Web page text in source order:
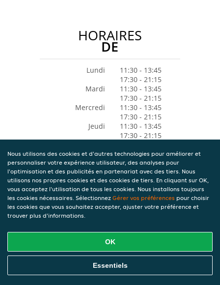
HORAIRES
DE
Lundi
11:30 - 13:45
17:30 - 21:15
Mardi
11:30 - 13:45
17:30 - 21:15
Mercredi
11:30 - 13:45
17:30 - 21:15
Jeudi
11:30 - 13:45
17:30 - 21:15
17:30 - 21:15
Samedi
11:30 - 13:45
17:30 - 21:15
Dimanche
17:30 - 21:15
Nous utilisons des cookies et d'autres technologies pour améliorer et
personnaliser votre expérience utilisateur, des analyses pour
l'optimisation et des publicités en partenariat avec des tiers. Nous
utilisons nos propres cookies et des cookies de tiers. En cliquant sur OK,
vous acceptez l'utilisation de tous les cookies. Nous installons toujours
les cookies nécessaires. Sélectionnez Gérer vos préférences pour choisir
les cookies que vous souhaitez accepter, ajuster votre préférence et
trouver plus d'informations.
OK
Essentiels